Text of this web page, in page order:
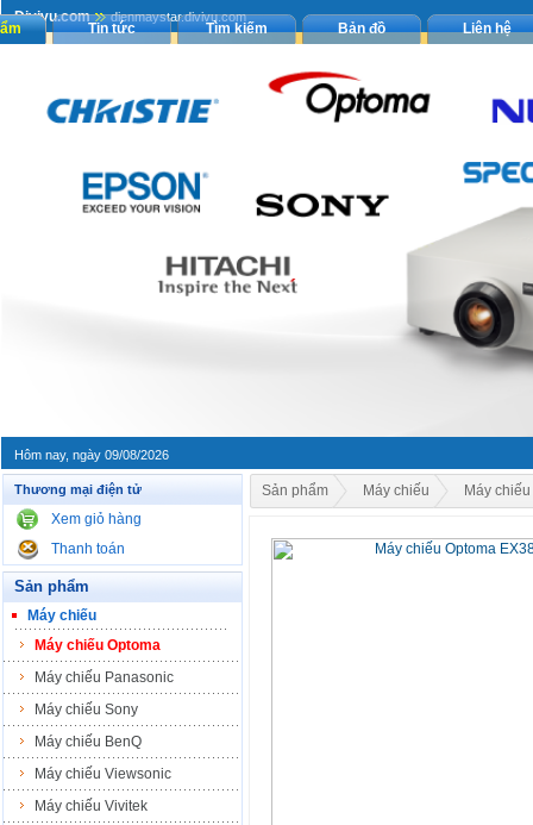
Divivu.com dienmaystar.divivu.com
Tin tức Tìm kiếm Bản đồ Liên hệ
Hôm nay, ngày 09/08/2026
Thương mại điện tử
Xem giỏ hàng
Thanh toán
Sản phẩm
Máy chiếu
Máy chiếu Optoma
Máy chiếu Panasonic
Máy chiếu Sony
Máy chiếu BenQ
Máy chiếu Viewsonic
Máy chiếu Vivitek
Sản phẩm Máy chiếu Máy